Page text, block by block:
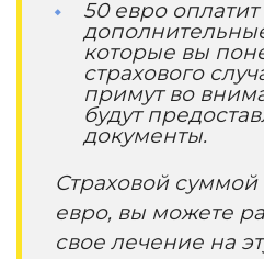
50 евро оплатит
которые вы
страхового
примут во
будут
документы.
Страховой суммой
евро, вы можете
свое лечение на